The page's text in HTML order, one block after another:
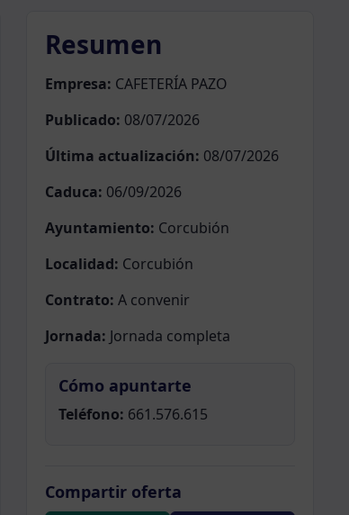
Resumen
Empresa: CAFETERÍA PAZO
Publicado: 08/07/2026
Última actualización: 08/07/2026
Caduca: 06/09/2026
Ayuntamiento: Corcubión
Localidad: Corcubión
Contrato: A convenir
Jornada: Jornada completa
Cómo apuntarte
Teléfono: 661.576.615
Compartir oferta